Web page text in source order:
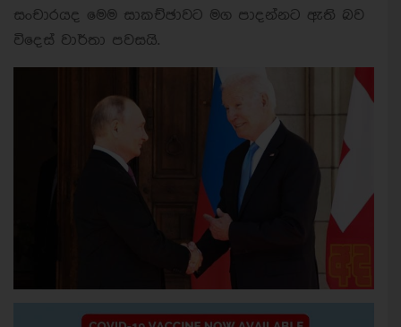
සංචාරයද මෙම සාකච්ඡාවට මග පාදන්නට ඇති බව
විදෙස් වාර්තා පවසයි.